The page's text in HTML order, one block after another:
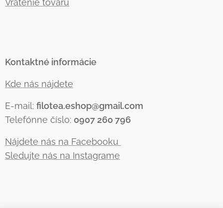
Vrátenie tovaru
Kontaktné informácie
Kde nás nájdete
E-mail: filotea.eshop@gmail.com
Telefónne číslo: 0907 260 796
Nájdete nás na Facebooku
Sledujte nás na Instagrame